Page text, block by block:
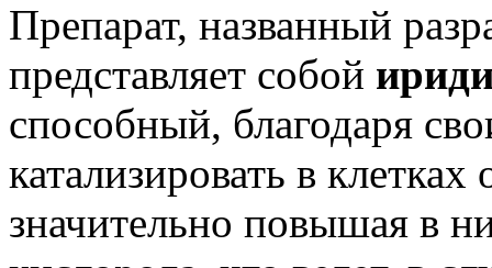
Препарат, названный
представляет собой
способный, благодаря
катализировать в
значительно повышая в